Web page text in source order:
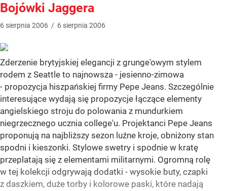
Bojówki Jaggera
6 sierpnia 2006 / 6 sierpnia 2006
Zderzenie brytyjskiej elegancji z grunge'owym stylem
rodem z Seattle to najnowsza - jesienno-zimowa
- propozycja hiszpańskiej firmy Pepe Jeans. Szczególnie
interesujące wydają się propozycje łączące elementy
angielskiego stroju do polowania z mundurkiem
niegrzecznego ucznia college'u. Projektanci Pepe Jeans
proponują na najbliższy sezon luźne kroje, obniżony stan
spodni i kieszonki. Stylowe swetry i spodnie w kratę
przeplatają się z elementami militarnymi. Ogromną rolę
w tej kolekcji odgrywają dodatki - wysokie buty, czapki
z daszkiem, duże torby i kolorowe paski, które nadają